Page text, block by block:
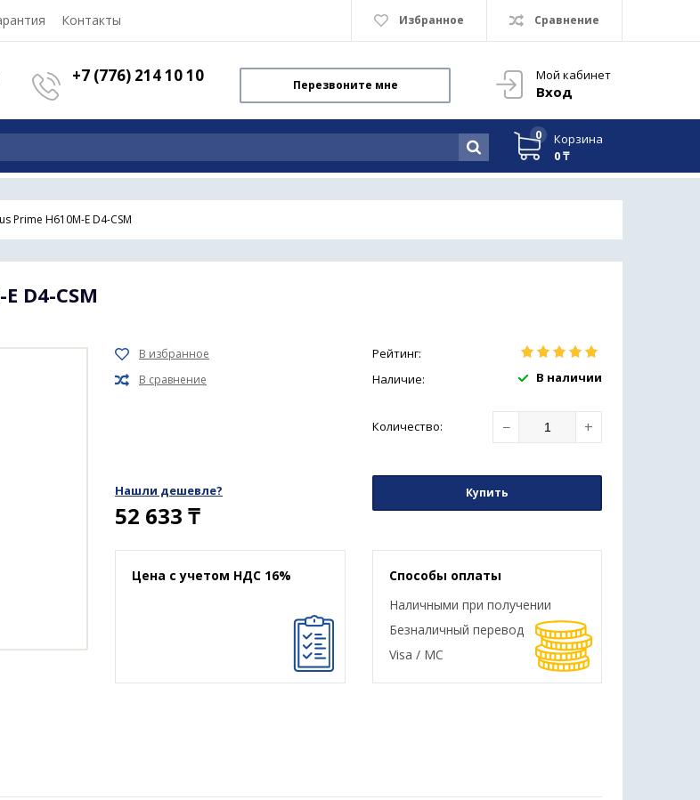
Контакты Избранное Сравнение
Мой кабинет
Вход
+7 (776) 214 10 10 Перезвоните мне
0
Корзина
0 ₸
Prime H610M-E D4-CSM
D4-CSM
Рейтинг:
Наличие:
В наличии
Количество: − +
Нашли дешевле?
52 633 ₸
Купить
Цена с учетом НДС 16%
Способы оплаты
Наличными при получении
Безналичный перевод
Visa / MC